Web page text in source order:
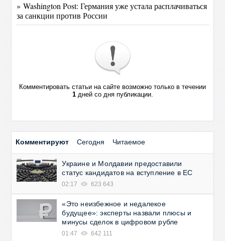
» Washington Post: Германия уже устала расплачиваться
за санкции против России
Комментировать статьи на сайте возможно только в течении
1дней со дня публикации.
Комментируют Сегодня Читаемое
Украине и Молдавии предоставили
статус кандидатов на вступление в ЕС
02:17 623 643
«Это неизбежное и недалекое
будущее»: эксперты назвали плюсы и
минусы сделок в цифровом рубле
01:47 642 111